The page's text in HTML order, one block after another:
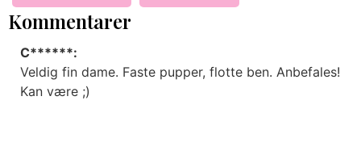
Kommentarer
C******:
Veldig fin dame. Faste pupper, flotte ben. Anbefales!
Kan være ;)